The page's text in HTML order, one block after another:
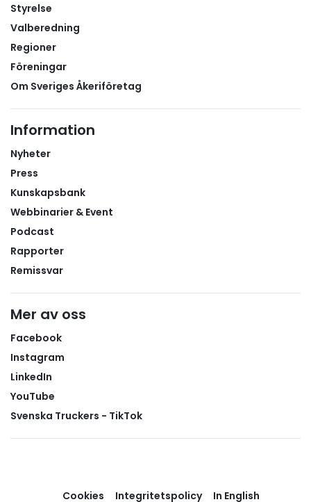
Styrelse
Valberedning
Regioner
Föreningar
Om Sveriges Åkeriföretag
Information
Nyheter
Press
Kunskapsbank
Webbinarier & Event
Podcast
Rapporter
Remissvar
Mer av oss
Facebook
Instagram
LinkedIn
YouTube
Svenska Truckers - TikTok
Cookies Integritetspolicy In English